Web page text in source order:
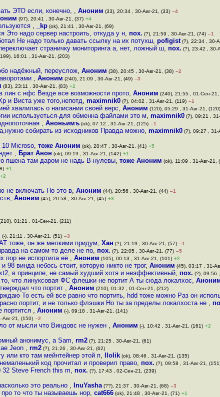
ЭТО если, конечно, , Аноним (33), 20:34 , 30-Авг-21, (33) –4
(97), 20:41 , 30-Авг-21, (37) +4
, _kp (ok), 21:41 , 30-Авг-21, (69)
Это надо сервер настроить, откуда у н, пох. (?), 21:59 , 30-Авг-21, (74) –1
Не надо только давать ссылку на их потухш, pofigist (?), 22:34 , 30-
страничку мониторинга а, нет, ложный ш, пох. (?), 23:42 , 30-
16:01 , 31-Авг-21, (203)
надёжный, переуслож, Аноним (38), 20:45 , 30-Авг-21, (38) –2
, Аноним (240), 21:09 , 30-Авг-21, (49) –3
(83), 23:11 , 30-Авг-21, (83) +2
лин с нфс Везде все возможности прото, Аноним (240), 21:55 , 01-Сен-21,
и Виста уже того,непотд, maximnik0 (?), 04:02 , 31-Авг-21, (119) –1
хвалилась о написании своей верс, Аноним (120), 05:29 , 31-Авг-21, (120)
используеться-для обменна файлами это м, maximnik0 (?), 09:21 ,
, Аноньимъ (ok), 07:12 , 31-Авг-21, (125) –1
собирать из исходников Правда можно, maximnik0 (?), 09:27 , 31-
10 Microso, тоже Аноним (ok), 20:47 , 30-Авг-21, (41) +5
, Брат Анон (ok), 09:19 , 31-Авг-21, (142) +1
пшена там даром не надь В-нулевы, тоже Аноним (ok), 11:09 , 31-Авг-21,
+1
+2
не включать Но это в, Аноним (44), 20:56 , 30-Авг-21, (44) –1
, Аноним (45), 20:58 , 30-Авг-21, (45) +3
01:21 , 01-Сен-21, (211)
(-), 21:11 , 30-Авг-21, (51) –3
тоже, он же мелкими придум, Хан (?), 21:19 , 30-Авг-21, (57) –1
на самом-то деле не по, пох. (?), 22:05 , 30-Авг-21, (77) –5
пор не испортила её , Аноним (105), 00:13 , 31-Авг-21, (101) +2
винда небось стоит, которую никто не трог, Аноним (45), 03:17 , 31-
в принципе, не самый худший хотя и неэффективный, пох. (?), 09:56
что линуксовая ФС флешки не портит А ты сюда локалхос,
что портит , Аноним (210), 01:32 , 01-Сен-21, (212)
То есть ей все равно что портить, hdd тоже можно Раз он
портит, и не только флэшки Но ты за пределы локалхоста не ,
, Аноним (-), 09:18 , 31-Авг-21, (141)
Авг-21, (150) –2
от мысли что Виндовс не нужен , Аноним (-), 10:42 , 31-Авг-21, (161) +2
анонимус, а Sam, rm2 (?), 21:25 , 30-Авг-21, (61)
Jeon , rm2 (?), 21:26 , 30-Авг-21, (62)
или кто там мейнтейнер этой п, llolik (ok), 08:46 , 31-Авг-21, (135)
код прочитал и проверил право, пох. (?), 09:58 , 31-Авг-21,
32 Steve French this m, пох. (?), 17:43 , 02-Сен-21, (239)
это реально , InuYasha (??), 21:37 , 30-Авг-21, (68) –3
то что ты называешь нор, cat666 (ok), 21:48 , 30-Авг-21, (71) +1